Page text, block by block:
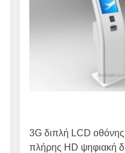
3G διπλή LCD
πλήρης HD ψηφιακή